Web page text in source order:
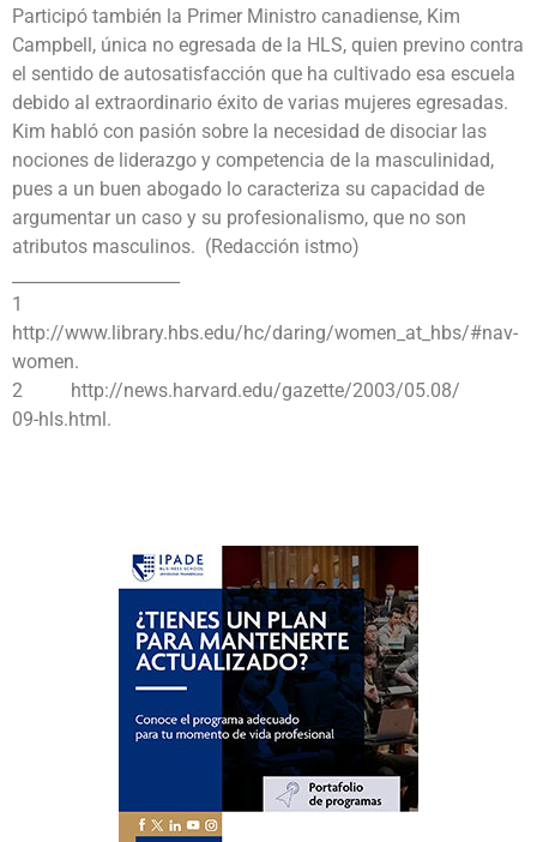
Participó también la Primer Ministro canadiense, Kim
Campbell, única no egresada de la HLS, quien previno contra
el sentido de autosatisfacción que ha cultivado esa escuela
debido al extraordinario éxito de varias mujeres egresadas.
Kim habló con pasión sobre la necesidad de disociar las
nociones de liderazgo y competencia de la masculinidad,
pues a un buen abogado lo caracteriza su capacidad de
argumentar un caso y su profesionalismo, que no son
atributos masculinos. (Redacción istmo)
1
http://www.library.hbs.edu/hc/daring/women_at_hbs/#nav-
women.
2 http://news.harvard.edu/gazette/2003/05.08/
09-hls.html.